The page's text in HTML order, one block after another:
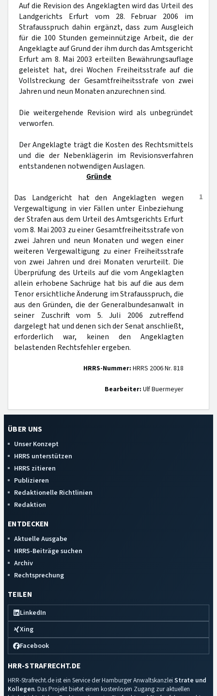
Auf die Revision des Angeklagten wird das Urteil des
Landgerichts Erfurt vom 28. Februar 2006 im
Strafausspruch dahin ergänzt, dass zum Ausgleich
für die 100 Stunden gemeinnützige Arbeit, die der
Angeklagte auf Grund der ihm durch das Amtsgericht
Erfurt am 8. Mai 2003 erteilten Bewährungsauflage
geleistet hat, drei Wochen Freiheitsstrafe auf die
Vollstreckung der Gesamtfreiheitsstrafe von zwei
Jahren und neun Monaten anzurechnen sind.
Die weitergehende Revision wird als unbegründet
verworfen.
Der Angeklagte trägt die Kosten des Rechtsmittels
und die der Nebenklägerin im Revisionsverfahren
entstandenen notwendigen Auslagen.
Gründe
1
Das Landgericht hat den Angeklagten wegen
Vergewaltigung in vier Fällen unter Einbeziehung
der Strafen aus dem Urteil des Amtsgerichts Erfurt
vom 8. Mai 2003 zu einer Gesamtfreiheitsstrafe von
zwei Jahren und neun Monaten und wegen einer
weiteren Vergewaltigung zu einer Freiheitsstrafe
von zwei Jahren und drei Monaten verurteilt. Die
Überprüfung des Urteils auf die vom Angeklagten
allein erhobene Sachrüge hat bis auf die aus dem
Tenor ersichtliche Änderung im Strafausspruch, die
aus den Gründen, die der Generalbundesanwalt in
seiner Zuschrift vom 5. Juli 2006 zutreffend
dargelegt hat und denen sich der Senat anschließt,
erforderlich war, keinen den Angeklagten
belastenden Rechtsfehler ergeben.
HRRS-Nummer: HRRS 2006 Nr. 818
Bearbeiter: Ulf Buermeyer
ÜBER UNS
Unser Konzept
HRRS unterstützen
HRRS zitieren
Publizieren
Redaktionelle Richtlinien
Redaktion
ENTDECKEN
Aktuelle Ausgabe
HRRS-Beiträge suchen
Archiv
Rechtsprechung
TEILEN
LinkedIn
Xing
Facebook
HRR-STRAFRECHT.DE
HRR-Strafrecht.de ist ein Service der Hamburger Anwaltskanzlei Strate und
Kollegen. Das Projekt bietet einen kostenlosen Zugang zur aktuellen